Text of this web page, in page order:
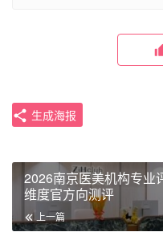
生成海报
2026南京医美机构专业
维度官方向测评
上一篇